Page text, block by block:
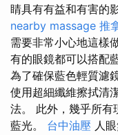
睛具有有益和有害的
nearby massage 推
需要非常小心地這樣
有的眼鏡都可以搭配
為了確保藍色輕質濾
使用超細纖維擦拭清
法。 此外，幾乎所有
藍光。 台中油壓 人